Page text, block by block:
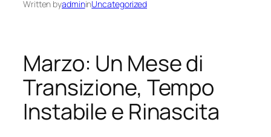
Written byadmininUncategorized
Marzo: Un Mese di
Transizione, Tempo
Instabile e Rinascita